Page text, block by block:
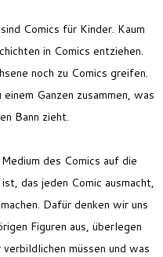
Comics für Kinder. Kaum
in Comics entziehen.
noch zu Comics greifen.
Ganzen zusammen, was
Bann zieht.
des Comics auf die
das jeden Comic ausmacht,
Dafür denken wir uns
Figuren aus, überlegen
müssen und was